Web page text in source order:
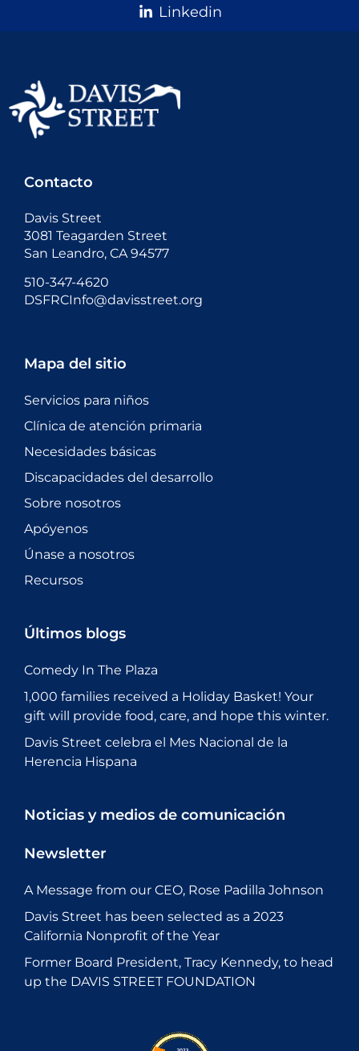
Linkedin
Contacto
Davis Street
3081 Teagarden Street
San Leandro, CA 94577
510-347-4620
DSFRCInfo@davisstreet.org
Mapa del sitio
Servicios para niños
Clínica de atención primaria
Necesidades básicas
Discapacidades del desarrollo
Sobre nosotros
Apóyenos
Únase a nosotros
Recursos
Últimos blogs
Comedy In The Plaza
1,000 families received a Holiday Basket! Your
gift will provide food, care, and hope this winter.
Davis Street celebra el Mes Nacional de la
Herencia Hispana
Noticias y medios de comunicación
Newsletter
A Message from our CEO, Rose Padilla Johnson
Davis Street has been selected as a 2023
California Nonprofit of the Year
Former Board President, Tracy Kennedy, to head
up the DAVIS STREET FOUNDATION